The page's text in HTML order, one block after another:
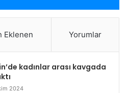
Eklenen Yorumlar
kadınlar arası kavgada
2024